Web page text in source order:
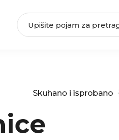
Skuhano i isprobano